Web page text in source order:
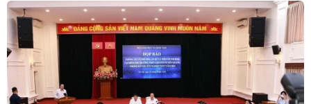
về Dự án Trục đại lộ cảnh quan sông
Hồng
04/08/2026 13:44
Đồng Nai: Phát hiện xe khách chở